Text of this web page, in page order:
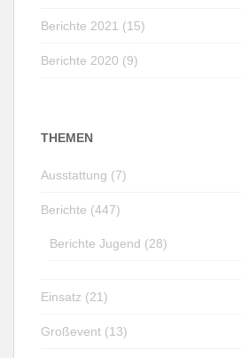
Berichte 2021 (15)
Berichte 2020 (9)
THEMEN
Ausstattung (7)
Berichte (447)
Berichte Jugend (28)
Einsatz (21)
Großevent (13)